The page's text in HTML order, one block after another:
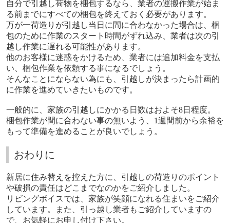
自分で引越し荷物を梱包するなら、業者の運搬作業が始ま
る前までにすべての梱包を終えておく必要があります。
万が一荷造りが引越し当日に間に合わなかった場合は、梱
包のために作業のスタート時間がずれ込み、業者は次の引
越し作業に遅れる可能性があります。
他のお客様に迷惑をかけるため、業者には追加料金を支払
い、梱包作業を依頼する事になるでしょう。
そんなことにならない為にも、引越しが決まったら計画的
に作業を進めていきたいものです。
一般的に、家族の引越しにかかる日数はおよそ8日程度。
梱包作業が間に合わない事の無いよう、1週間前から余裕を
もって準備を進めることが良いでしょう。
おわりに
新居に住み替えを控えた方に、引越しの荷造りのポイント
や破損の責任はどこまでなのかをご紹介しました。
リビングボイスでは、家族が笑顔になれる住まいをご紹介
しています。また、引っ越し業者もご紹介していますの
で、お気軽にお申し付け下さい。